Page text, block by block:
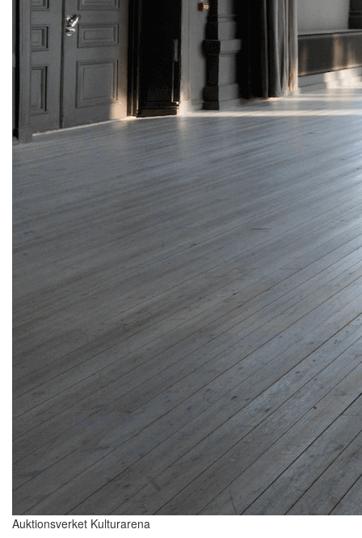
Auktionsverket Kulturarena